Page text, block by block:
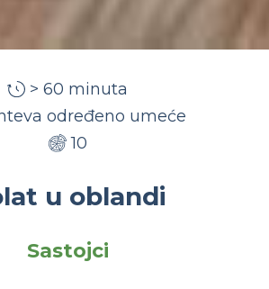
> 60 minuta
određeno umeće
10
u oblandi
Sastojci